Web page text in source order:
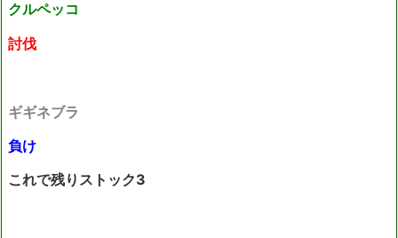
クルペッコ
討伐
ギギネブラ
負け
これで残りストック3